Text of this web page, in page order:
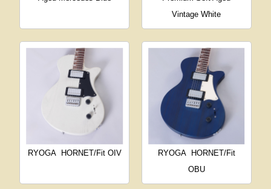
Vintage White
RYOGA HORNET/Fit OIV RYOGA
HORNET/Fit
OBU